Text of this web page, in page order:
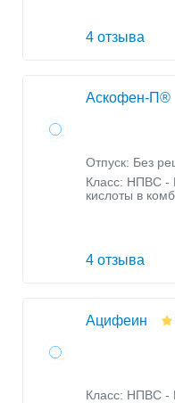
4 отзыва
Аскофен-П®
Отпуск: Без
Класс: НПВС -
кислоты в
4 отзыва
Ацифеин
Класс: НПВС -